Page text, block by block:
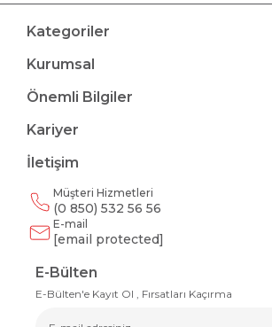
Kategoriler
Kurumsal
Önemli Bilgiler
Kariyer
İletişim
Müşteri Hizmetleri
(0 850) 532 56 56
E-mail
[email protected]
E-Bülten
E-Bülten'e Kayıt Ol , Fırsatları Kaçırma